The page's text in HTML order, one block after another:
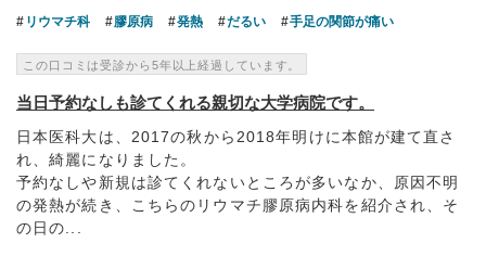
リウマチ科 膠原病 発熱 だるい 手足の関節が痛い
この口コミは受診から5年以上経過しています。
当日予約なしも診てくれる親切な大学病院です。
日本医科大は、2017の秋から2018年明けに本館が建て直さ
れ、綺麗になりました。
予約なしや新規は診てくれないところが多いなか、原因不明
の発熱が続き、こちらのリウマチ膠原病内科を紹介され、そ
の日の...